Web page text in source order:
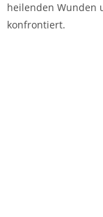
heilenden Wunden
konfrontiert.